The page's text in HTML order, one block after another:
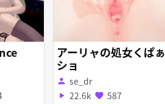
アーリャの処女くぱぁ
ショ
person se_dr
play_arrow 22.6k favorite 587